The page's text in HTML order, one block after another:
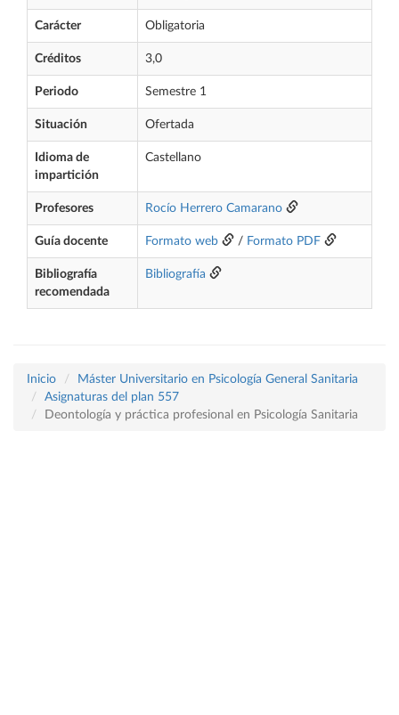
Carácter Obligatoria
Créditos 3,0
Periodo Semestre 1
Situación Ofertada
Idioma de
impartición
Castellano
Profesores Rocío Herrero Camarano
Guía docente Formato web / Formato PDF
Bibliografía
recomendada
Bibliografía
Inicio
Máster Universitario en Psicología General Sanitaria
Asignaturas del plan 557
Deontología y práctica profesional en Psicología Sanitaria